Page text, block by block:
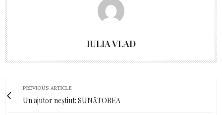
IULIA VLAD
PREVIOUS ARTICLE
Un ajutor neștiut: SUNĂTOREA